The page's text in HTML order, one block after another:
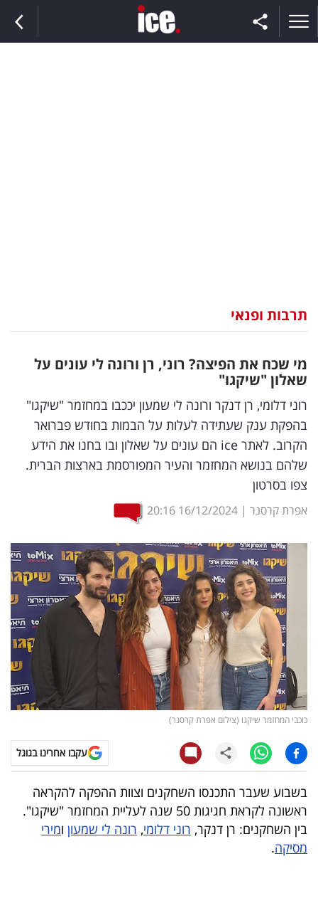
וצרכנות
דיגיטל
וטק
שיווק
ופרסום
משפט
מדדים
ומחקרים
דעות
רכילות
עסקית
קריפטו
ויראלי
עסקי
ספורט
קריירה
ולימודים
תרבות ופנאי
מי שכח את הפיצה? רוני, רן ורונה לי עונים על
שאלון "שיקגו"
רוני דלומי, רן דנקר ורונה לי שמעון יככבו במחזמר "שיקגו"
בהפקת ענק שעתידה לעלות על הבמות בחודש פברואר
הקרוב. לאתר ice הם עונים על שאלון ובו בחנו את הידע
שלהם בנושא המחזמר והעיר המפורסמת בארצות הברית.
צפו בסרטון
אפרת קרסנר |
16/12/2024
20:16
כוכבי המחזמר שיקגו (צילום אפרת קרסנר)
עקבו אחרינו בגוגל
בשבוע שעבר התכנסו השחקנים וצוות ההפקה להקראה
ראשונה לקראת חגיגות 50 שנה לעליית המחזמר "שיקגו".
בין השחקנים: רן דנקר, רוני דלומי, רונה לי שמעון ומירי
מסיקה.